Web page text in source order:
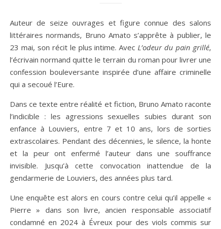
Auteur de seize ouvrages et figure connue des salons
littéraires normands, Bruno Amato s’apprête à publier, le
23 mai, son récit le plus intime. AvecL’odeur du pain grillé,
l’écrivain normand quitte le terrain du roman pour livrer une
confession bouleversante inspirée d’une affaire criminelle
qui a secoué l’Eure.
Dans ce texte entre réalité et fiction, Bruno Amato raconte
l’indicible : les agressions sexuelles subies durant son
enfance à Louviers, entre 7 et 10 ans, lors de sorties
extrascolaires. Pendant des décennies, le silence, la honte
et la peur ont enfermé l’auteur dans une souffrance
invisible. Jusqu’à cette convocation inattendue de la
gendarmerie de Louviers, des années plus tard.
Une enquête est alors en cours contre celui qu’il appelle «
Pierre » dans son livre, ancien responsable associatif
condamné en 2024 à Évreux pour des viols commis sur